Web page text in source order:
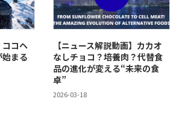
コヘ
まる
【ニュース解説動画】カカオ
なしチョコ？培養肉？代替食
品の進化が変える“未来の食
卓”
2026-03-18